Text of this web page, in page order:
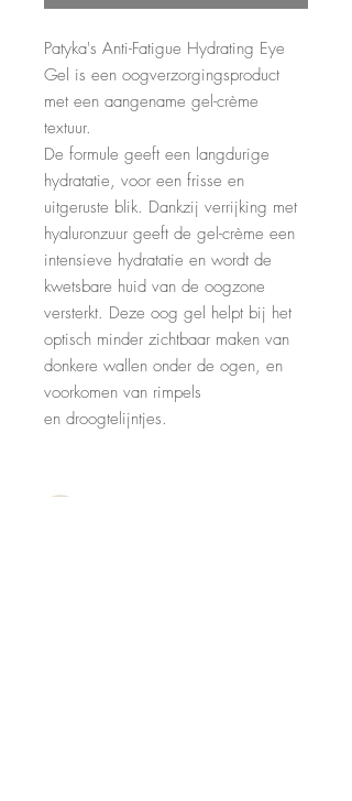
Patyka's Anti-Fatigue Hydrating Eye
Gel is een oogverzorgingsproduct
met een aangename gel-crème
textuur.
De formule geeft een langdurige
hydratatie, voor een frisse en
uitgeruste blik. Dankzij verrijking met
hyaluronzuur geeft de gel-crème een
intensieve hydratatie en wordt de
kwetsbare huid van de oogzone
versterkt. Deze oog gel helpt bij het
optisch minder zichtbaar maken van
donkere wallen onder de ogen, en
voorkomen van rimpels
en droogtelijntjes.